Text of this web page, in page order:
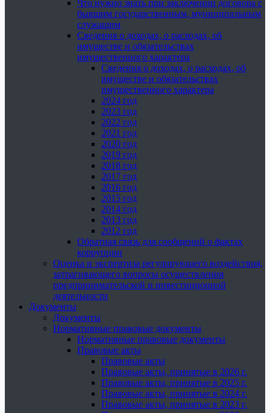
Что нужно знать при заключении договора с
бывшим государственным, муниципальным
служащим
Сведения о доходах, о расходах, об
имуществе и обязательствах
имущественного характера
Сведения о доходах, о расходах, об
имуществе и обязательствах
имущественного характера
2024 год
2023 год
2022 год
2021 год
2020 год
2019 год
2018 год
2017 год
2016 год
2015 год
2014 год
2013 год
2012 год
Обратная связь для сообщений о фактах
коррупции
Оценка и экспертиза регулирующего воздействия,
затрагивающего вопросы осуществления
предпринимательской и инвестиционной
деятельности
Документы
Документы
Нормативные правовые документы
Нормативные правовые документы
Правовые акты
Правовые акты
Правовые акты, принятые в 2026 г.
Правовые акты, принятые в 2025 г.
Правовые акты, принятые в 2024 г.
Правовые акты, принятые в 2023 г.